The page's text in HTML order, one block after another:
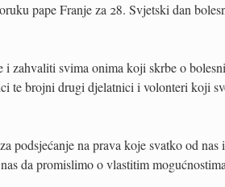
pape Franje za 28. Svjetski dan
i zahvaliti svima onima koji skrbe o
te brojni drugi djelatnici i volonteri koji
podsjećanje na prava koje svatko od nas
da promislimo o vlastitim